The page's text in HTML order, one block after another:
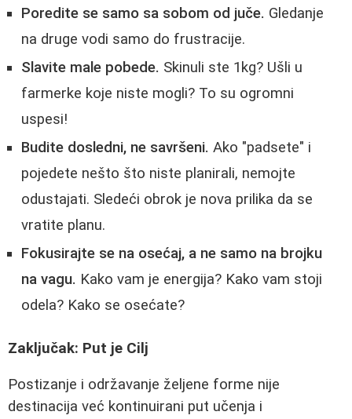
Poredite se samo sa sobom od juče. Gledanje
na druge vodi samo do frustracije.
Slavite male pobede. Skinuli ste 1kg? Ušli u
farmerke koje niste mogli? To su ogromni
uspesi!
Budite dosledni, ne savršeni. Ako "padsete" i
pojedete nešto što niste planirali, nemojte
odustajati. Sledeći obrok je nova prilika da se
vratite planu.
Fokusirajte se na osećaj, a ne samo na brojku
na vagu. Kako vam je energija? Kako vam stoji
odela? Kako se osećate?
Zaključak: Put je Cilj
Postizanje i održavanje željene forme nije
destinacija već kontinuirani put učenja i